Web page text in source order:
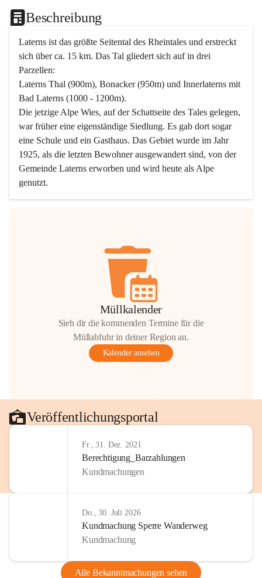
Beschreibung
Laterns ist das größte Seitental des Rheintales und erstreckt
sich über ca. 15 km. Das Tal gliedert sich auf in drei
Parzellen:
Laterns Thal (900m), Bonacker (950m) und Innerlaterns mit
Bad Laterns (1000 - 1200m).
Die jetzige Alpe Wies, auf der Schattseite des Tales gelegen,
war früher eine eigenständige Siedlung. Es gab dort sogar
eine Schule und ein Gasthaus. Das Gebiet wurde im Jahr
1925, als die letzten Bewohner ausgewandert sind, von der
Gemeinde Laterns erworben und wird heute als Alpe
genutzt.
Müllkalender
Sieh dir die kommenden Termine für die
Müllabfuhr in deiner Region an.
Kalender ansehen
Veröffentlichungsportal
Fr., 31. Dez. 2021
Berechtigung_Barzahlungen
Kundmachungen
Do., 30. Juli 2026
Kundmachung Sperre Wanderweg
Kundmachung
Alle Bekanntmachungen sehen